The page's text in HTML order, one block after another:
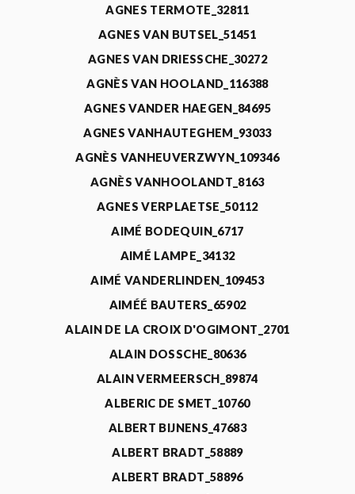
AGNES TERMOTE_32811
AGNES VAN BUTSEL_51451
AGNES VAN DRIESSCHE_30272
AGNÈS VAN HOOLAND_116388
AGNES VANDER HAEGEN_84695
AGNES VANHAUTEGHEM_93033
AGNÈS VANHEUVERZWYN_109346
AGNÈS VANHOOLANDT_8163
AGNES VERPLAETSE_50112
AIMÉ BODEQUIN_6717
AIMÉ LAMPE_34132
AIMÉ VANDERLINDEN_109453
AIMÉÉ BAUTERS_65902
ALAIN DE LA CROIX D'OGIMONT_2701
ALAIN DOSSCHE_80636
ALAIN VERMEERSCH_89874
ALBERIC DE SMET_10760
ALBERT BIJNENS_47683
ALBERT BRADT_58889
ALBERT BRADT_58896